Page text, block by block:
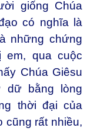
giống Chúa
có nghĩa là
những chứng
em, qua cuộc
Chúa Giêsu
dữ bằng lòng
thời đại của
cũng rất nhiều,